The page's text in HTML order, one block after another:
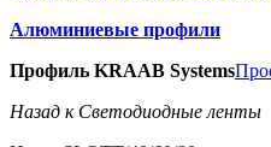
Алюминиевые профили
Профиль KRAAB Systems
Назад к Светодиодные ленты